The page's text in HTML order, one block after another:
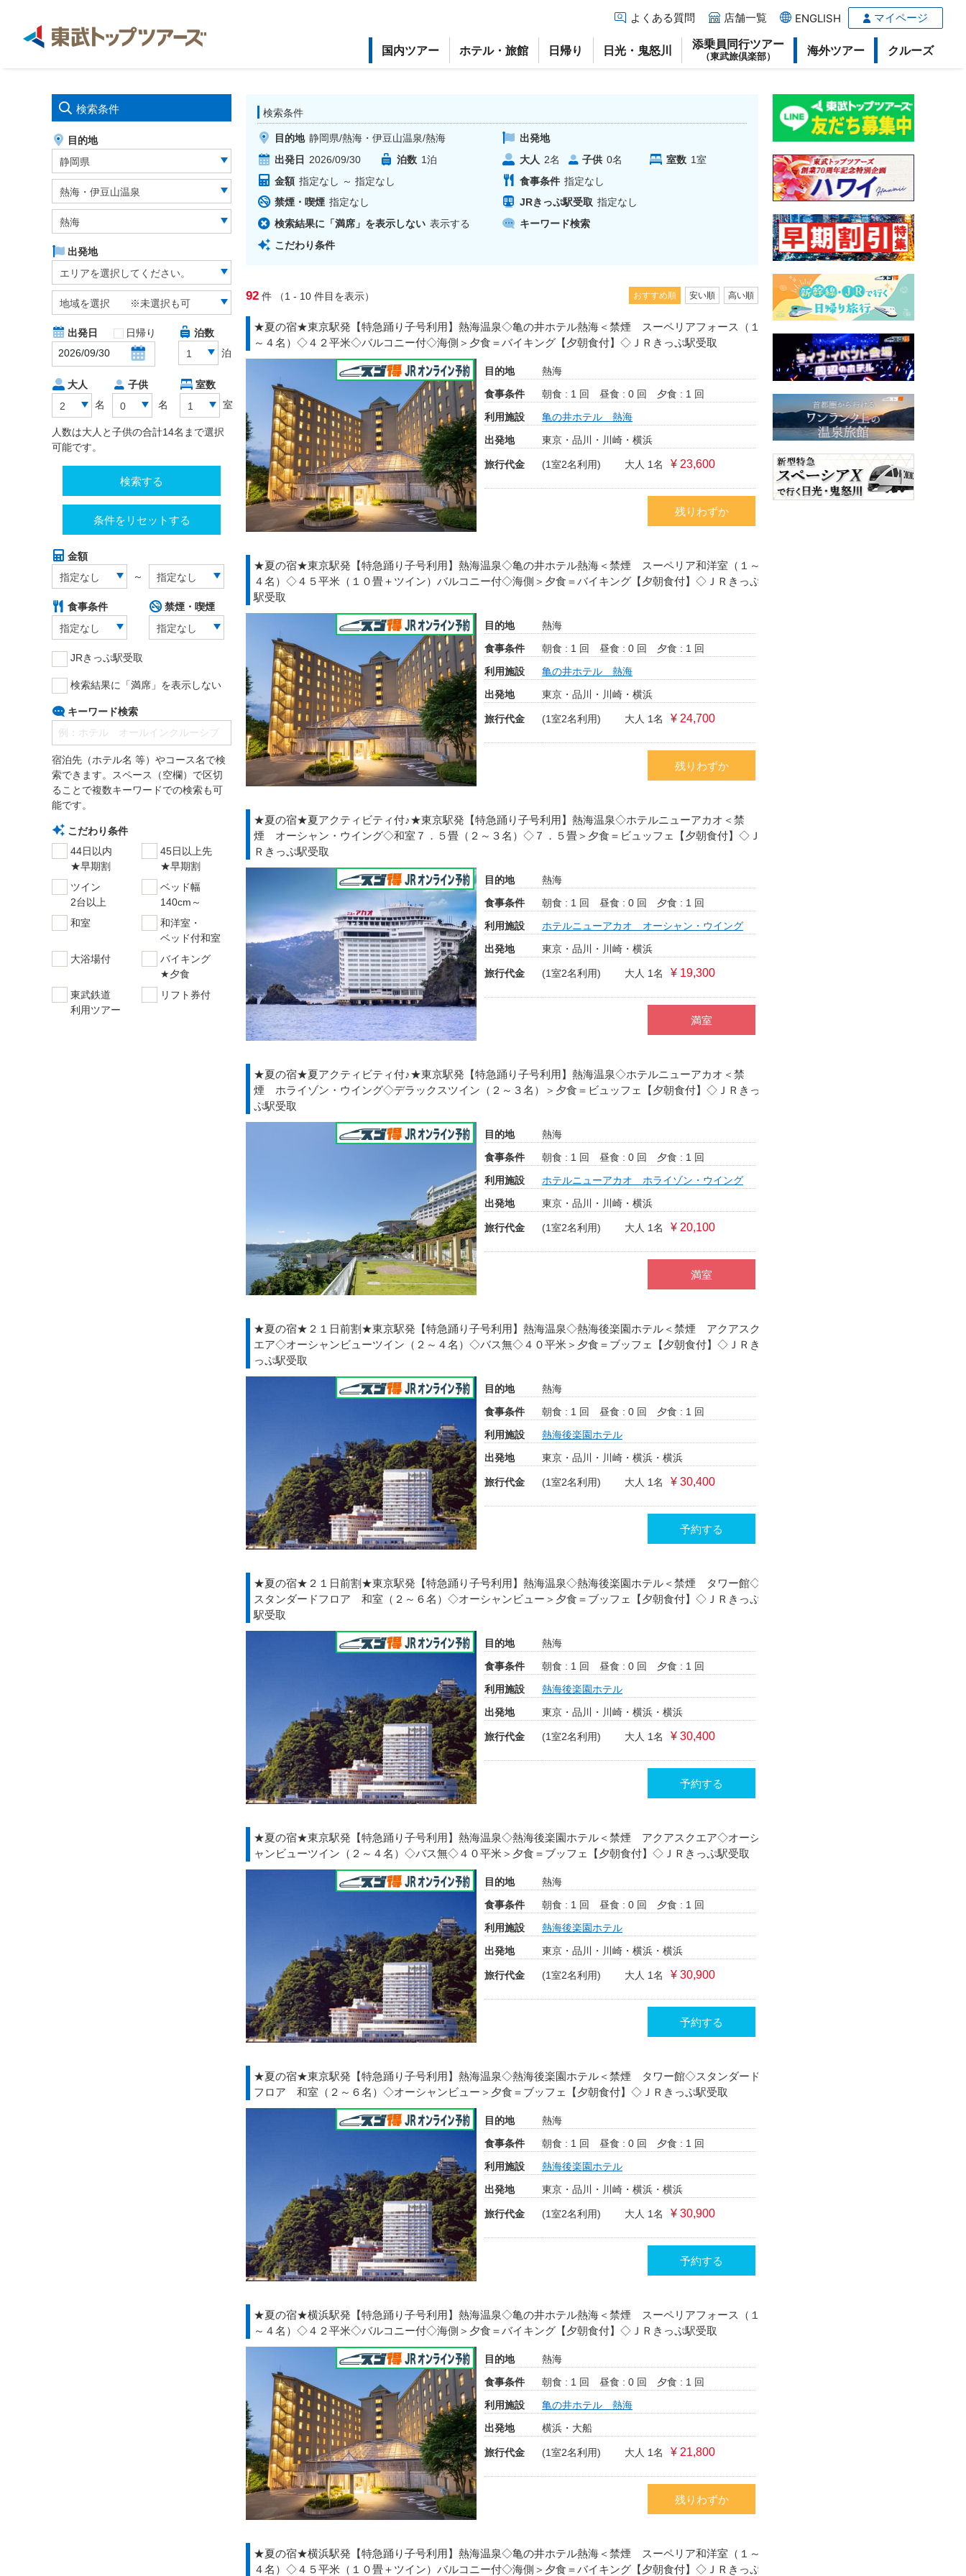
よくある質問 店舗一覧 ENGLISH マイページ
国内ツアー ホテル・旅館 日帰り 日光・鬼怒川 添乗員同行ツアー
（東武旅倶楽部） 海外ツアー クルーズ
検索条件
目的地
静岡県
熱海・伊豆山温泉
熱海
出発地
エリアを選択してください。
地域を選択 ※未選択も可
出発日 日帰り
泊数
1
泊
大人
2
名
子供
0
名
室数
1
室
人数は大人と子供の合計14名まで選択
可能です。
検索する
条件をリセットする
金額
指定なし
～ 指定なし
食事条件
指定なし
禁煙・喫煙
指定なし
JRきっぷ駅受取
検索結果に「満席」を表示しない
キーワード検索
宿泊先（ホテル名 等）やコース名で検
索できます。スペース（空欄）で区切
ることで複数キーワードでの検索も可
能です。
こだわり条件
44日以内
★早期割
45日以上先
★早期割
ツイン
2台以上
ベッド幅
140cm～
和室
和洋室・
ベッド付和室
大浴場付
バイキング
★夕食
東武鉄道
利用ツアー
リフト券付
検索条件
目的地 静岡県/熱海・伊豆山温泉/熱海
出発地
出発日
2026/09/30 泊数 1泊 大人 2名 子供 0名 室数 1室
金額 指定なし ～ 指定なし 食事条件 指定なし
禁煙・喫煙 指定なし JRきっぷ駅受取 指定なし
検索結果に「満席」を表示しない 表示する
キーワード検索
こだわり条件
92 件 （1 - 10 件目を表示） おすすめ順 安い順 高い順
★夏の宿★東京駅発【特急踊り子号利用】熱海温泉◇亀の井ホテル熱海＜禁煙 スーペリアフォース（１
～４名）◇４２平米◇バルコニー付◇海側＞夕食＝バイキング【夕朝食付】◇ＪＲきっぷ駅受取
目的地
熱海
食事条件
朝食 : 1 回 昼食 : 0 回
夕食 : 1 回
利用施設
亀の井ホテル 熱海
出発地
東京・品川・川崎・横浜
旅行代金 (1室2名利用) 大人 1名 ¥ 23,600
残りわずか
★夏の宿★東京駅発【特急踊り子号利用】熱海温泉◇亀の井ホテル熱海＜禁煙 スーペリア和洋室（１～
４名）◇４５平米（１０畳＋ツイン）バルコニー付◇海側＞夕食＝バイキング【夕朝食付】◇ＪＲきっぷ
駅受取
目的地
熱海
食事条件
朝食 : 1 回 昼食 : 0 回
夕食 : 1 回
利用施設
亀の井ホテル 熱海
出発地
東京・品川・川崎・横浜
旅行代金 (1室2名利用) 大人 1名 ¥ 24,700
残りわずか
★夏の宿★夏アクティビティ付♪★東京駅発【特急踊り子号利用】熱海温泉◇ホテルニューアカオ＜禁
煙 オーシャン・ウイング◇和室７．５畳（２～３名）◇７．５畳＞夕食＝ビュッフェ【夕朝食付】◇Ｊ
Ｒきっぷ駅受取
目的地
熱海
食事条件
朝食 : 1 回 昼食 : 0 回
夕食 : 1 回
利用施設
ホテルニューアカオ オーシャン・ウイング
出発地
東京・品川・川崎・横浜
旅行代金 (1室2名利用) 大人 1名 ¥ 19,300
満室
★夏の宿★夏アクティビティ付♪★東京駅発【特急踊り子号利用】熱海温泉◇ホテルニューアカオ＜禁
煙 ホライゾン・ウイング◇デラックスツイン（２～３名）＞夕食＝ビュッフェ【夕朝食付】◇ＪＲきっ
ぷ駅受取
目的地
熱海
食事条件
朝食 : 1 回 昼食 : 0 回
夕食 : 1 回
利用施設
ホテルニューアカオ ホライゾン・ウイング
出発地
東京・品川・川崎・横浜
旅行代金 (1室2名利用) 大人 1名 ¥ 20,100
満室
★夏の宿★２１日前割★東京駅発【特急踊り子号利用】熱海温泉◇熱海後楽園ホテル＜禁煙 アクアスク
エア◇オーシャンビューツイン（２～４名）◇バス無◇４０平米＞夕食＝ブッフェ【夕朝食付】◇ＪＲき
っぷ駅受取
目的地
熱海
食事条件
朝食 : 1 回 昼食 : 0 回
夕食 : 1 回
利用施設
熱海後楽園ホテル
出発地
東京・品川・川崎・横浜・横浜
旅行代金 (1室2名利用) 大人 1名 ¥ 30,400
予約する
★夏の宿★２１日前割★東京駅発【特急踊り子号利用】熱海温泉◇熱海後楽園ホテル＜禁煙 タワー館◇
スタンダードフロア 和室（２～６名）◇オーシャンビュー＞夕食＝ブッフェ【夕朝食付】◇ＪＲきっぷ
駅受取
目的地
熱海
食事条件
朝食 : 1 回 昼食 : 0 回
夕食 : 1 回
利用施設
熱海後楽園ホテル
出発地
東京・品川・川崎・横浜・横浜
旅行代金 (1室2名利用) 大人 1名 ¥ 30,400
予約する
★夏の宿★東京駅発【特急踊り子号利用】熱海温泉◇熱海後楽園ホテル＜禁煙 アクアスクエア◇オーシ
ャンビューツイン（２～４名）◇バス無◇４０平米＞夕食＝ブッフェ【夕朝食付】◇ＪＲきっぷ駅受取
目的地
熱海
食事条件
朝食 : 1 回 昼食 : 0 回
夕食 : 1 回
利用施設
熱海後楽園ホテル
出発地
東京・品川・川崎・横浜・横浜
旅行代金 (1室2名利用) 大人 1名 ¥ 30,900
予約する
★夏の宿★東京駅発【特急踊り子号利用】熱海温泉◇熱海後楽園ホテル＜禁煙 タワー館◇スタンダード
フロア 和室（２～６名）◇オーシャンビュー＞夕食＝ブッフェ【夕朝食付】◇ＪＲきっぷ駅受取
目的地
熱海
食事条件
朝食 : 1 回 昼食 : 0 回
夕食 : 1 回
利用施設
熱海後楽園ホテル
出発地
東京・品川・川崎・横浜・横浜
旅行代金 (1室2名利用) 大人 1名 ¥ 30,900
予約する
★夏の宿★横浜駅発【特急踊り子号利用】熱海温泉◇亀の井ホテル熱海＜禁煙 スーペリアフォース（１
～４名）◇４２平米◇バルコニー付◇海側＞夕食＝バイキング【夕朝食付】◇ＪＲきっぷ駅受取
目的地
熱海
食事条件
朝食 : 1 回 昼食 : 0 回
夕食 : 1 回
利用施設
亀の井ホテル 熱海
出発地
横浜・大船
旅行代金 (1室2名利用) 大人 1名 ¥ 21,800
残りわずか
★夏の宿★横浜駅発【特急踊り子号利用】熱海温泉◇亀の井ホテル熱海＜禁煙 スーペリア和洋室（１～
４名）◇４５平米（１０畳＋ツイン）バルコニー付◇海側＞夕食＝バイキング【夕朝食付】◇ＪＲきっぷ